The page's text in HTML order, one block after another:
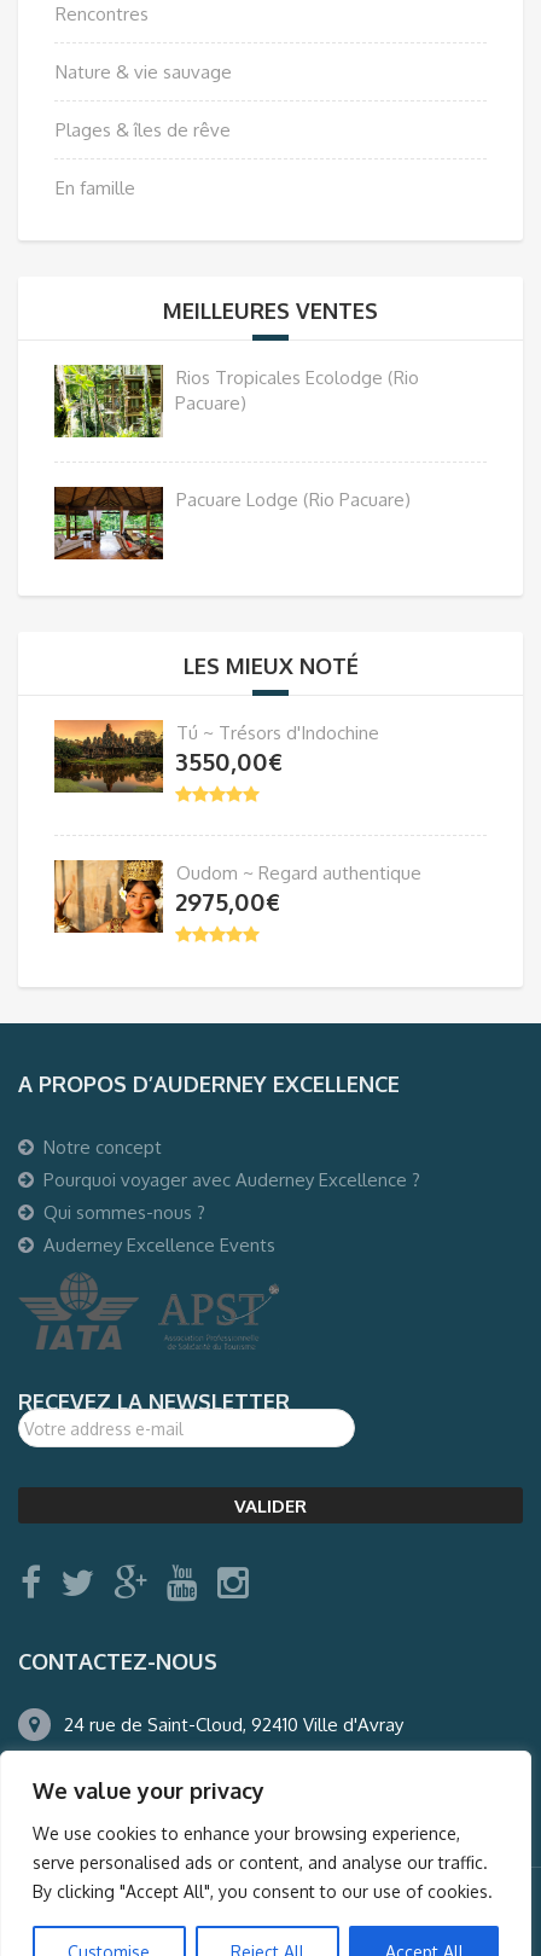
We value your privacy
We use cookies to enhance your browsing experience,
serve personalised ads or content, and analyse our traffic.
By clicking "Accept All", you consent to our use of cookies.
Customise Reject All Accept All
Rencontres
Nature & vie sauvage
Plages & îles de rêve
En famille
MEILLEURES VENTES
Rios Tropicales Ecolodge (Rio
Pacuare)
Pacuare Lodge (Rio Pacuare)
LES MIEUX NOTÉ
Tú ~ Trésors d'Indochine
3550,00€
Oudom ~ Regard authentique
2975,00€
A PROPOS D’AUDERNEY EXCELLENCE
Notre concept
Pourquoi voyager avec Auderney Excellence ?
Qui sommes-nous ?
Auderney Excellence Events
RECEVEZ LA NEWSLETTER
CONTACTEZ-NOUS
24 rue de Saint-Cloud, 92410 Ville d'Avray